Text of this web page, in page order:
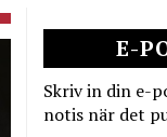
E-
Skriv in din e-
notis när det